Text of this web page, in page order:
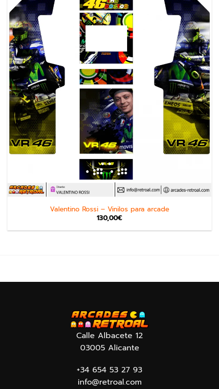
Valentino Rossi – Vinilos para arcade
130,00€
Calle Albacete 12
03005 Alicante
+34 654 53 27 93
info@retroal.com